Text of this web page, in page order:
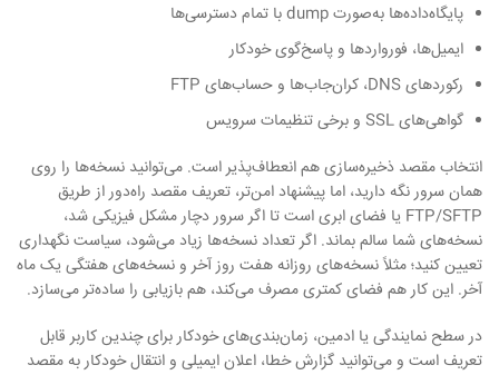
پایگاه‌داده‌ها به‌صورت dump با تمام دسترسی‌ها
ایمیل‌ها، فورواردها و پاسخ‌گوی خودکار
رکوردهای DNS، کران‌جاب‌ها و حساب‌های FTP
گواهی‌های SSL و برخی تنظیمات سرویس
انتخاب مقصد ذخیره‌سازی هم انعطاف‌پذیر است. می‌توانید نسخه‌ها را روی
همان سرور نگه دارید، اما پیشنهاد امن‌تر، تعریف مقصد راه‌دور از طریق
FTP/SFTP یا فضای ابری است تا اگر سرور دچار مشکل فیزیکی شد،
نسخه‌های شما سالم بماند. اگر تعداد نسخه‌ها زیاد می‌شود، سیاست نگهداری
تعیین کنید؛ مثلاً نسخه‌های روزانه هفت روز آخر و نسخه‌های هفتگی یک ماه
آخر. این کار هم فضای کمتری مصرف می‌کند، هم بازیابی را ساده‌تر می‌سازد.
در سطح نمایندگی یا ادمین، زمان‌بندی‌های خودکار برای چندین کاربر قابل
تعریف است و می‌توانید گزارش خطا، اعلان ایمیلی و انتقال خودکار به مقصد